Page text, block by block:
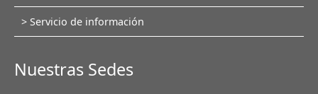
Servicio de información
Nuestras Sedes